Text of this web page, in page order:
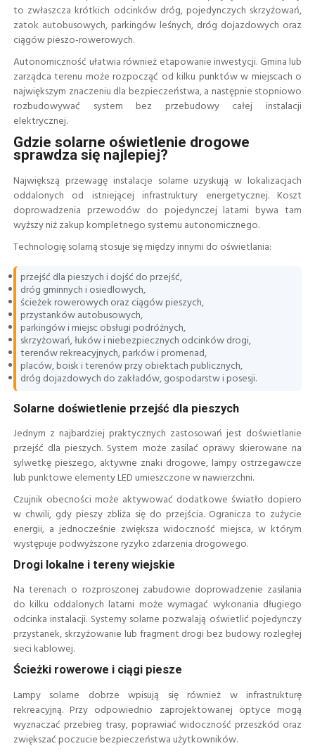
to zwłaszcza krótkich odcinków dróg, pojedynczych skrzyżowań,
zatok autobusowych, parkingów leśnych, dróg dojazdowych oraz
ciągów pieszo-rowerowych.
Autonomiczność ułatwia również etapowanie inwestycji. Gmina lub
zarządca terenu może rozpocząć od kilku punktów w miejscach o
największym znaczeniu dla bezpieczeństwa, a następnie stopniowo
rozbudowywać system bez przebudowy całej instalacji
elektrycznej.
Gdzie solarne oświetlenie drogowe
sprawdza się najlepiej?
Największą przewagę instalacje solarne uzyskują w lokalizacjach
oddalonych od istniejącej infrastruktury energetycznej. Koszt
doprowadzenia przewodów do pojedynczej latarni bywa tam
wyższy niż zakup kompletnego systemu autonomicznego.
Technologię solarną stosuje się między innymi do oświetlania:
przejść dla pieszych i dojść do przejść,
dróg gminnych i osiedlowych,
ścieżek rowerowych oraz ciągów pieszych,
przystanków autobusowych,
parkingów i miejsc obsługi podróżnych,
skrzyżowań, łuków i niebezpiecznych odcinków drogi,
terenów rekreacyjnych, parków i promenad,
placów, boisk i terenów przy obiektach publicznych,
dróg dojazdowych do zakładów, gospodarstw i posesji.
Solarne doświetlenie przejść dla pieszych
Jednym z najbardziej praktycznych zastosowań jest doświetlanie
przejść dla pieszych. System może zasilać oprawy skierowane na
sylwetkę pieszego, aktywne znaki drogowe, lampy ostrzegawcze
lub punktowe elementy LED umieszczone w nawierzchni.
Czujnik obecności może aktywować dodatkowe światło dopiero
w chwili, gdy pieszy zbliża się do przejścia. Ogranicza to zużycie
energii, a jednocześnie zwiększa widoczność miejsca, w którym
występuje podwyższone ryzyko zdarzenia drogowego.
Drogi lokalne i tereny wiejskie
Na terenach o rozproszonej zabudowie doprowadzenie zasilania
do kilku oddalonych latarni może wymagać wykonania długiego
odcinka instalacji. Systemy solarne pozwalają oświetlić pojedynczy
przystanek, skrzyżowanie lub fragment drogi bez budowy rozległej
sieci kablowej.
Ścieżki rowerowe i ciągi piesze
Lampy solarne dobrze wpisują się również w infrastrukturę
rekreacyjną. Przy odpowiednio zaprojektowanej optyce mogą
wyznaczać przebieg trasy, poprawiać widoczność przeszkód oraz
zwiększać poczucie bezpieczeństwa użytkowników.